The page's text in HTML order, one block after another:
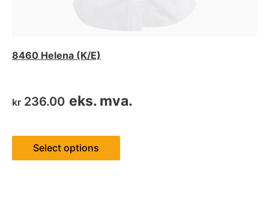
8460 Helena (K/E)
kr 236.00 eks. mva.
Select options